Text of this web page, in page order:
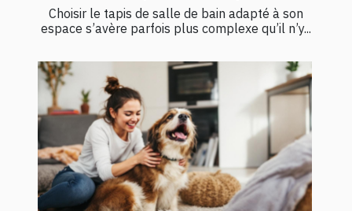
Choisir le tapis de salle de bain adapté à son
espace s’avère parfois plus complexe qu’il n’y...